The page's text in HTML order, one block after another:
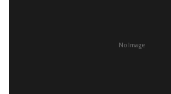
No Image